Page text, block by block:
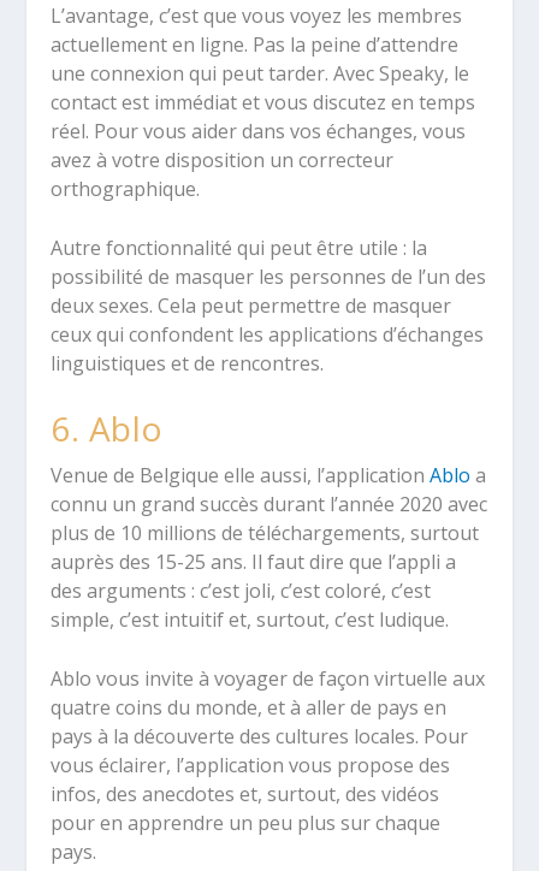
L’avantage, c’est que vous voyez les membres
actuellement en ligne. Pas la peine d’attendre
une connexion qui peut tarder. Avec Speaky, le
contact est immédiat et vous discutez en temps
réel. Pour vous aider dans vos échanges, vous
avez à votre disposition un correcteur
orthographique.
Autre fonctionnalité qui peut être utile : la
possibilité de masquer les personnes de l’un des
deux sexes. Cela peut permettre de masquer
ceux qui confondent les applications d’échanges
linguistiques et de rencontres.
6. Ablo
Venue de Belgique elle aussi, l’applicationAblo a
connu un grand succès durant l’année 2020 avec
plus de 10 millions de téléchargements, surtout
auprès des 15-25 ans. Il faut dire que l’appli a
des arguments : c’est joli, c’est coloré, c’est
simple, c’est intuitif et, surtout, c’est ludique.
Ablo vous invite à voyager de façon virtuelle aux
quatre coins du monde, et à aller de pays en
pays à la découverte des cultures locales. Pour
vous éclairer, l’application vous propose des
infos, des anecdotes et, surtout, des vidéos
pour en apprendre un peu plus sur chaque
pays.